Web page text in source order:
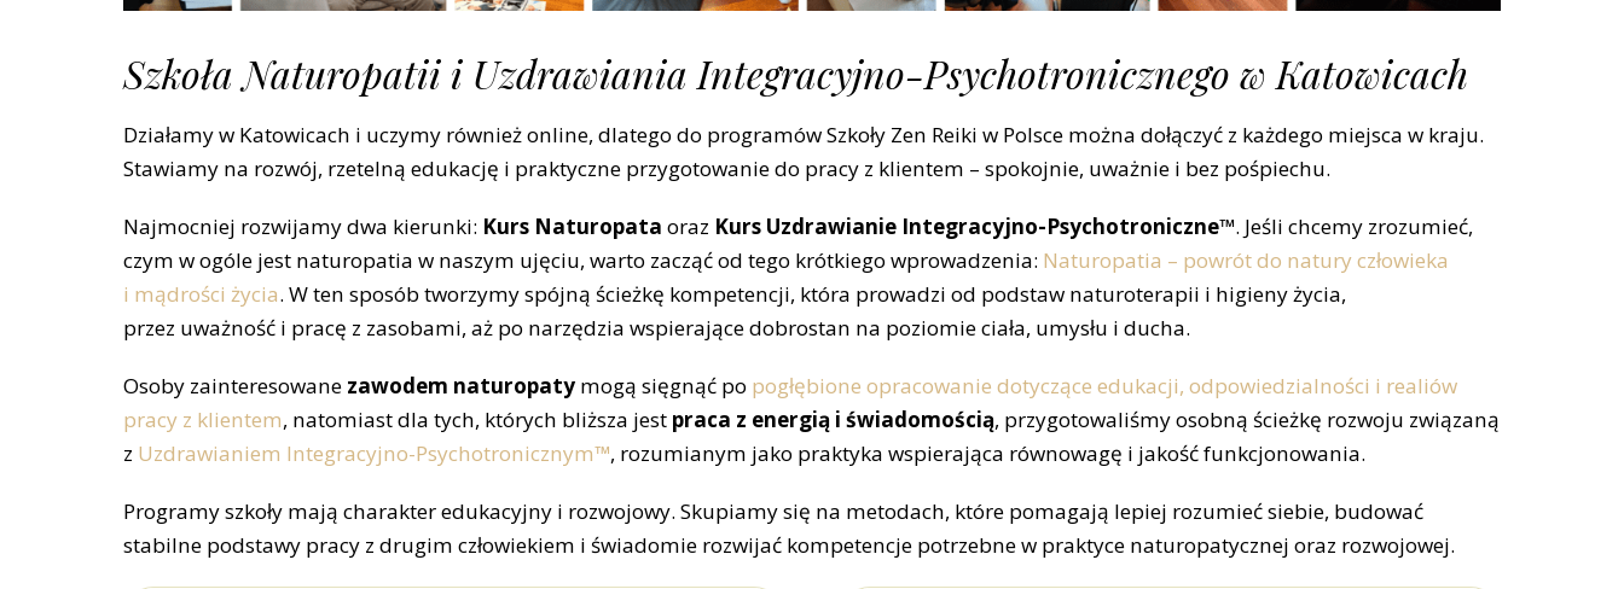
Szkoła Naturopatii i Uzdrawiania Integracyjno-Psychotronicznego w Katowicach
Działamy w Katowicach i uczymy również online, dlatego do programów Szkoły Zen Reiki w Polsce można dołączyć z każdego miejsca w kraju.
Stawiamy na rozwój, rzetelną edukację i praktyczne przygotowanie do pracy z klientem – spokojnie, uważnie i bez pośpiechu.
Najmocniej rozwijamy dwa kierunki: Kurs Naturopata oraz Kurs Uzdrawianie Integracyjno-Psychotroniczne™. Jeśli chcemy zrozumieć,
czym w ogóle jest naturopatia w naszym ujęciu, warto zacząć od tego krótkiego wprowadzenia: Naturopatia – powrót do natury człowieka
i mądrości życia. W ten sposób tworzymy spójną ścieżkę kompetencji, która prowadzi od podstaw naturoterapii i higieny życia,
przez uważność i pracę z zasobami, aż po narzędzia wspierające dobrostan na poziomie ciała, umysłu i ducha.
Osoby zainteresowane zawodem naturopaty mogą sięgnąć po pogłębione opracowanie dotyczące edukacji, odpowiedzialności i realiów
pracy z klientem, natomiast dla tych, których bliższa jest praca z energią i świadomością, przygotowaliśmy osobną ścieżkę rozwoju związaną
z Uzdrawianiem Integracyjno-Psychotronicznym™, rozumianym jako praktyka wspierająca równowagę i jakość funkcjonowania.
Programy szkoły mają charakter edukacyjny i rozwojowy. Skupiamy się na metodach, które pomagają lepiej rozumieć siebie, budować
stabilne podstawy pracy z drugim człowiekiem i świadomie rozwijać kompetencje potrzebne w praktyce naturopatycznej oraz rozwojowej.